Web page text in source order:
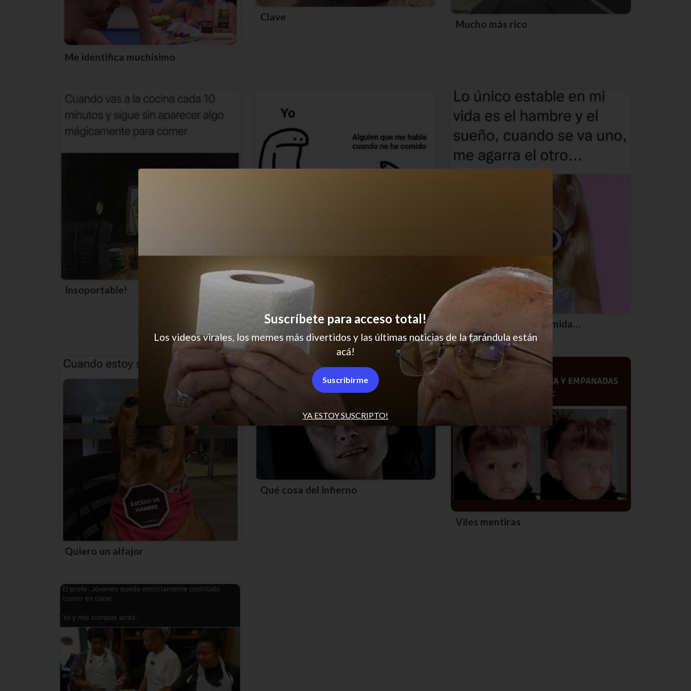
Me identifica muchísimo
Clave
Mucho más rico
Insoportable!
Soy un peligro
Si pudiese comer dormida…
Quiero un alfajor
Qué cosa del infierno
Viles mentiras
YA ESTOY SUSCRIPTO!
Suscríbete para acceso total!
Los videos virales, los memes más divertidos y las últimas noticias de la farándula están
acá!
Suscribirme